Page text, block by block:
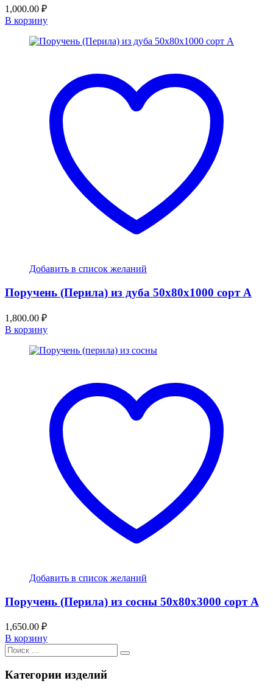
1,000.00 ₽
В корзину
Добавить в список желаний
Поручень (Перила) из дуба 50x80x1000 сорт А
1,800.00 ₽
В корзину
Добавить в список желаний
Поручень (Перила) из сосны 50x80x3000 сорт А
1,650.00 ₽
В корзину
Категории изделий